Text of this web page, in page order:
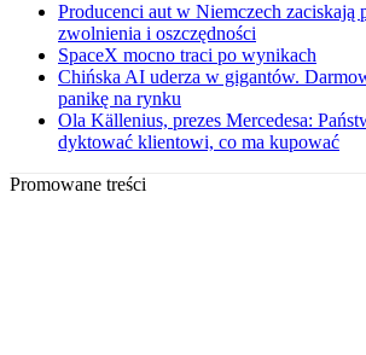
Producenci aut w Niemczech zaciskają
zwolnienia i oszczędności
SpaceX mocno traci po wynikach
Chińska AI uderza w gigantów.
panikę na rynku
Ola Källenius, prezes Mercedesa:
dyktować klientowi, co ma kupować
Promowane treści